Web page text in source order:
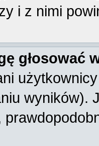
i z nimi
głosować
wyników).